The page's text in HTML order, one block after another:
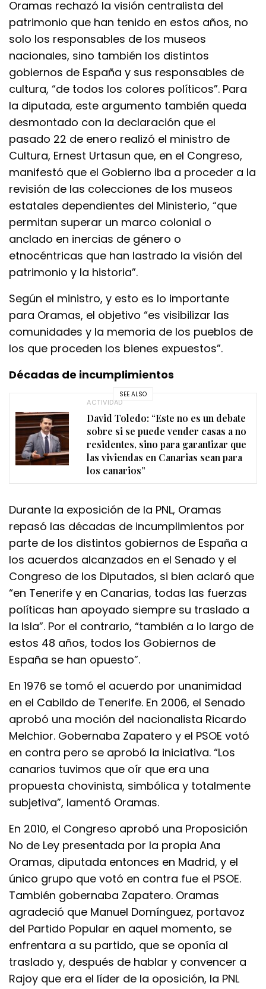
Oramas rechazó la visión centralista del
patrimonio que han tenido en estos años, no
solo los responsables de los museos
nacionales, sino también los distintos
gobiernos de España y sus responsables de
cultura, “de todos los colores políticos”. Para
la diputada, este argumento también queda
desmontado con la declaración que el
pasado 22 de enero realizó el ministro de
Cultura, Ernest Urtasun que, en el Congreso,
manifestó que el Gobierno iba a proceder a la
revisión de las colecciones de los museos
estatales dependientes del Ministerio, “que
permitan superar un marco colonial o
anclado en inercias de género o
etnocéntricas que han lastrado la visión del
patrimonio y la historia”.
Según el ministro, y esto es lo importante
para Oramas, el objetivo “es visibilizar las
comunidades y la memoria de los pueblos de
los que proceden los bienes expuestos”.
Décadas de incumplimientos
SEE ALSO
ACTIVIDAD
David Toledo: “Este no es un debate
sobre si se puede vender casas a no
residentes, sino para garantizar que
las viviendas en Canarias sean para
los canarios”
Durante la exposición de la PNL, Oramas
repasó las décadas de incumplimientos por
parte de los distintos gobiernos de España a
los acuerdos alcanzados en el Senado y el
Congreso de los Diputados, si bien aclaró que
“en Tenerife y en Canarias, todas las fuerzas
políticas han apoyado siempre su traslado a
la Isla”. Por el contrario, “también a lo largo de
estos 48 años, todos los Gobiernos de
España se han opuesto”.
En 1976 se tomó el acuerdo por unanimidad
en el Cabildo de Tenerife. En 2006, el Senado
aprobó una moción del nacionalista Ricardo
Melchior. Gobernaba Zapatero y el PSOE votó
en contra pero se aprobó la iniciativa. “Los
canarios tuvimos que oír que era una
propuesta chovinista, simbólica y totalmente
subjetiva”, lamentó Oramas.
En 2010, el Congreso aprobó una Proposición
No de Ley presentada por la propia Ana
Oramas, diputada entonces en Madrid, y el
único grupo que votó en contra fue el PSOE.
También gobernaba Zapatero. Oramas
agradeció que Manuel Domínguez, portavoz
del Partido Popular en aquel momento, se
enfrentara a su partido, que se oponía al
traslado y, después de hablar y convencer a
Rajoy que era el líder de la oposición, la PNL